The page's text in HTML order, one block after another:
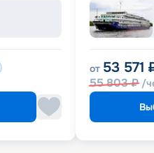
от 53 571
55 803₽ /